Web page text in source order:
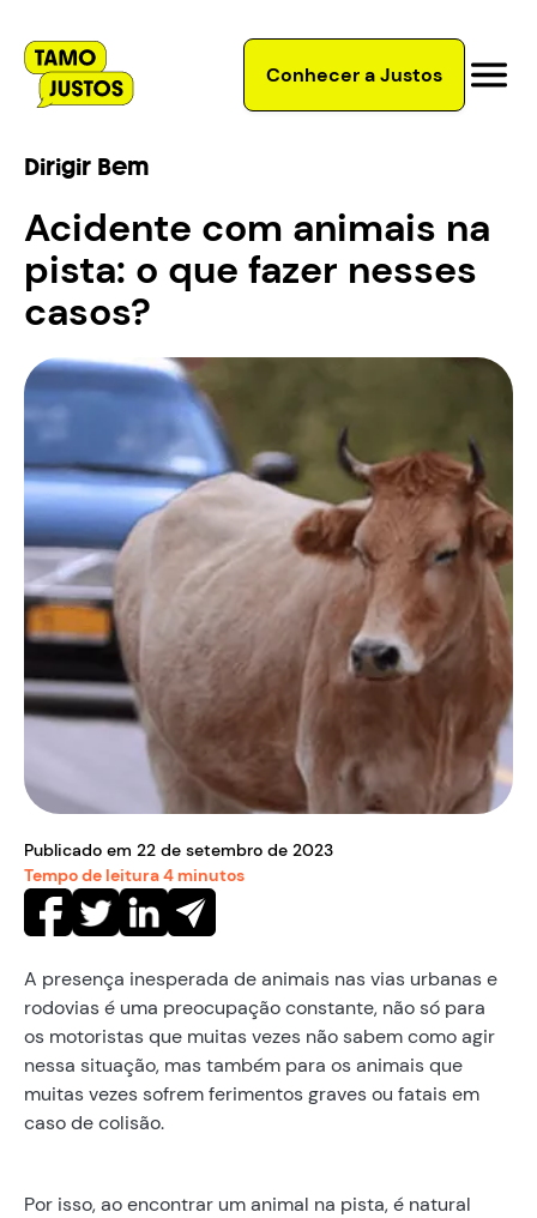
Conhecer a Justos
Dirigir Bem
Acidente com animais na
pista: o que fazer nesses
casos?
Publicado em 22 de setembro de 2023
Tempo de leitura4 minutos
A presença inesperada de animais nas vias urbanas e
rodovias é uma preocupação constante, não só para
os motoristas que muitas vezes não sabem como agir
nessa situação, mas também para os animais que
muitas vezes sofrem ferimentos graves ou fatais em
caso de colisão.
Por isso, ao encontrar um animal na pista, é natural